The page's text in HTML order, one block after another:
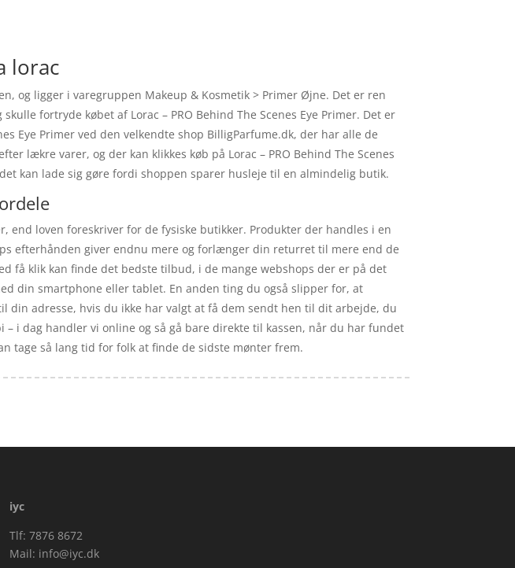
lorac
og ligger i varegruppen Makeup & Kosmetik > Primer Øjne. Det er ren
fortryde købet af Lorac – PRO Behind The Scenes Eye Primer. Det er
Eye Primer ved den velkendte shop BilligParfume.dk, der har alle de
lækre varer, og der kan klikkes køb på Lorac – PRO Behind The Scenes
kan lade sig gøre fordi shoppen sparer husleje til en almindelig butik.
loven foreskriver for de fysiske butikker. Produkter der handles i en
efterhånden giver endnu mere og forlænger din returret til mere end de
få klik kan finde det bedste tilbud, i de mange webshops der er på det
din smartphone eller tablet. En anden ting du også slipper for, at
adresse, hvis du ikke har valgt at få dem sendt hen til dit arbejde, du
i dag handler vi online og så gå bare direkte til kassen, når du har fundet
tage så lang tid for folk at finde de sidste mønter frem.
iyc
Tlf: 7876 8672
Mail: info@iyc.dk